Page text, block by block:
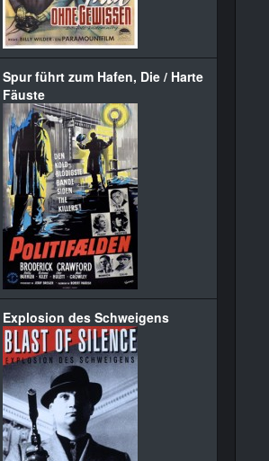
Spur führt zum Hafen, Die / Harte
Fäuste
Explosion des Schweigens